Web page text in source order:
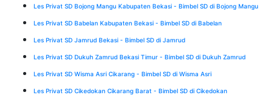
Les Privat SD Bojong Mangu Kabupaten Bekasi - Bimbel SD di Bojong Mangu
Les Privat SD Babelan Kabupaten Bekasi - Bimbel SD di Babelan
Les Privat SD Jamrud Bekasi - Bimbel SD di Jamrud
Les Privat SD Dukuh Zamrud Bekasi Timur - Bimbel SD di Dukuh Zamrud
Les Privat SD Wisma Asri Cikarang - Bimbel SD di Wisma Asri
Les Privat SD Cikedokan Cikarang Barat - Bimbel SD di Cikedokan